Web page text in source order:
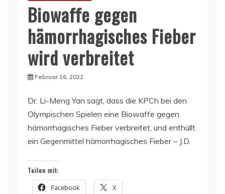
Biowaffe gegen
hämorrhagisches Fieber
wird verbreitet
Februar 16, 2022
Dr. Li-Meng Yan sagt, dass die KPCh bei den
Olympischen Spielen eine Biowaffe gegen
hämorrhagisches Fieber verbreitet, und enthüllt
ein Gegenmittel hämorrhagisches Fieber – J.D.
Teilen mit:
Facebook X